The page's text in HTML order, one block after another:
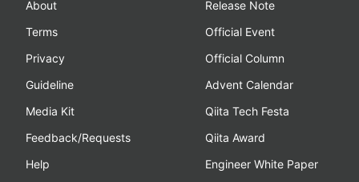
About
Terms
Privacy
Guideline
Media Kit
Feedback/Requests
Help
Release Note
Official Event
Official Column
Advent Calendar
Qiita Tech Festa
Qiita Award
Engineer White Paper